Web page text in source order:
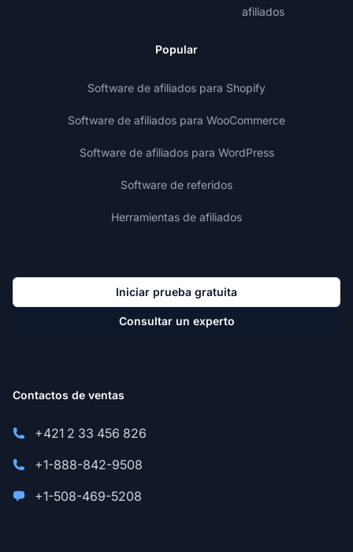
afiliados
Popular
Software de afiliados para Shopify
Software de afiliados para WooCommerce
Software de afiliados para WordPress
Software de referidos
Herramientas de afiliados
Iniciar prueba gratuita
Consultar un experto
Contactos de ventas
+421 2 33 456 826
+1-888-842-9508
+1-508-469-5208